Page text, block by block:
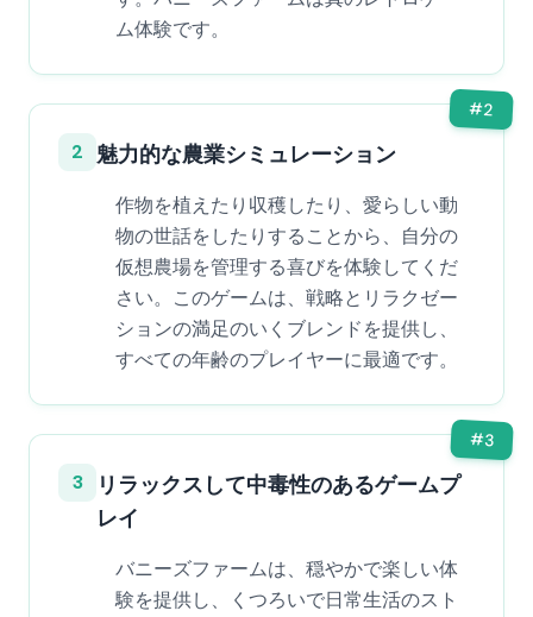
ム体験です。
#2
2 魅力的な農業シミュレーション
作物を植えたり収穫したり、愛らしい動
物の世話をしたりすることから、自分の
仮想農場を管理する喜びを体験してくだ
さい。このゲームは、戦略とリラクゼー
ションの満足のいくブレンドを提供し、
すべての年齢のプレイヤーに最適です。
#3
3
リラックスして中毒性のあるゲームプ
レイ
バニーズファームは、穏やかで楽しい体
験を提供し、くつろいで日常生活のスト